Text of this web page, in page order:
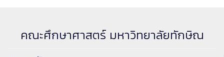
คณะศึกษาศาสตร์ มหาวิทยาลัยทักษิณ